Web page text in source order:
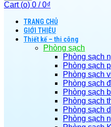
Cart (o) 0 / 0₫
TRANG CHỦ
GIỚI THIỆU
Thiết kế – thi công
Phòng sạch
Phòng sạch
Phòng sạch
Phòng sạch
Phòng sạch
Phòng sạch
Phòng sạch
Phòng sạch
Phòng sạch